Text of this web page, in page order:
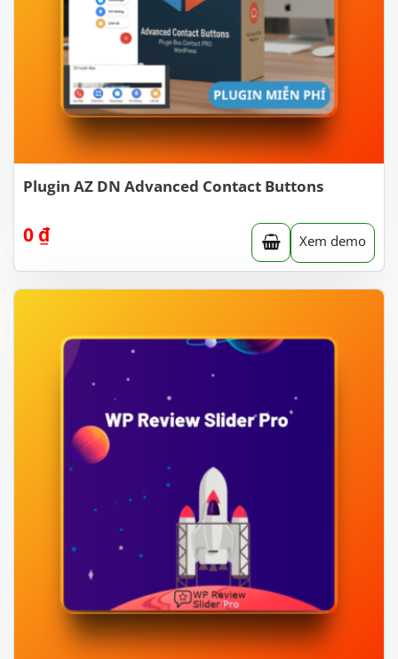
Plugin AZ DN Advanced Contact Buttons
0 ₫ Xem demo